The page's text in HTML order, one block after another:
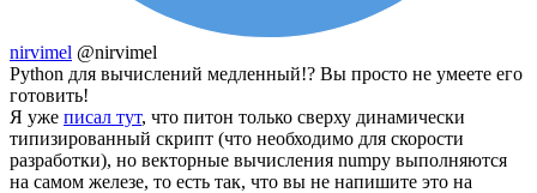
nirvimel @nirvimel
Python для вычислений медленный!? Вы просто не умеете его
готовить!
Я уже писал тут, что питон только сверху динамически
типизированный скрипт (что необходимо для скорости
разработки), но векторные вычисления numpy выполняются
на самом железе, то есть так, что вы не напишите это на